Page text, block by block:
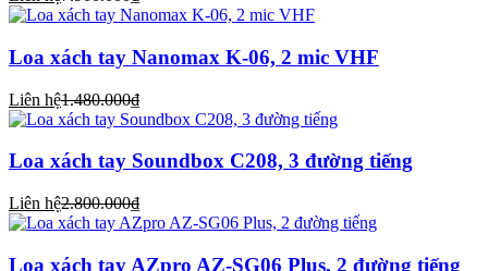
Loa xách tay Nanomax K-06, 2 mic VHF
Liên hệ1.480.000₫
Loa xách tay Soundbox C208, 3 đường tiếng
Liên hệ2.800.000₫
Loa xách tay AZpro AZ-SG06 Plus, 2 đường tiếng